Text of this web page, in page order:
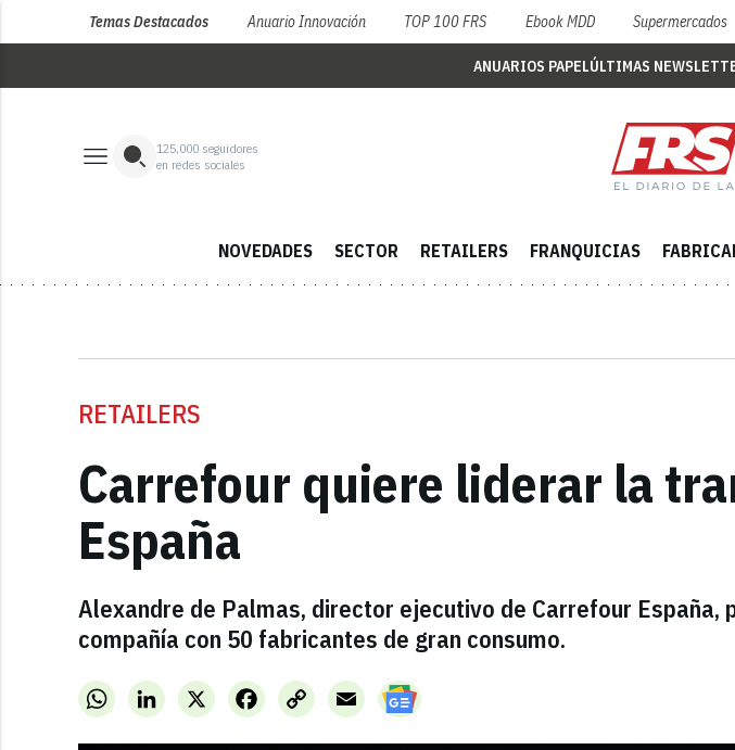
Temas Destacados Anuario Innovación TOP 100 FRS Ebook MDD Supermercados
ANUARIOS PAPELÚLTIMAS
125,000 seguidores
en redes sociales
NOVEDADES SECTOR RETAILERS FRANQUICIAS
RETAILERS
Carrefour quiere liderar la
España
Alexandre de Palmas, director ejecutivo de Carrefour España,
compañía con 50 fabricantes de gran consumo.
WhatsAppLinkedInX FacebookCopy
Link
Email